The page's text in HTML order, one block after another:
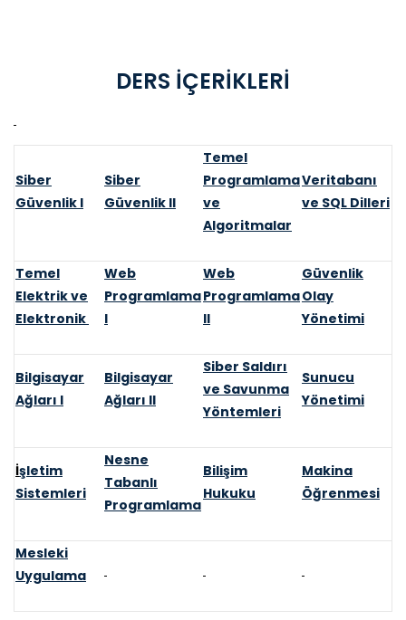
DERS İÇERİKLERİ
Siber
Güvenlik I
Siber
Güvenlik II
Temel
Programlama
ve
Algoritmalar
Veritabanı
ve SQL Dilleri
Temel
Elektrik ve
Elektronik
Web
Programlama
I
Web
Programlama
II
Güvenlik
Olay
Yönetimi
Bilgisayar
Ağları I
Bilgisayar
Ağları II
Siber Saldırı
ve Savunma
Yöntemleri
Sunucu
Yönetimi
İşletim
Sistemleri
Nesne
Tabanlı
Programlama
Bilişim
Hukuku
Makina
Öğrenmesi
Mesleki
Uygulama